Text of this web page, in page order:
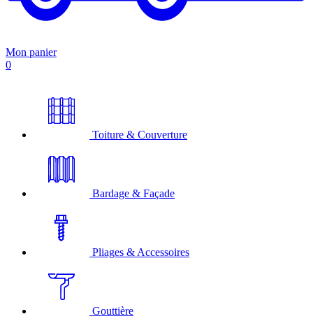
Mon panier
0
Toiture & Couverture
Bardage & Façade
Pliages & Accessoires
Gouttière